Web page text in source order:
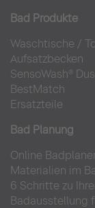
Bad Produkte
Waschtische /
Aufsatzbecken
SensoWash®
BestMatch
Ersatzteile
Bad Planung
Online
Materialien im
6 Schritte zu
Badausstellung